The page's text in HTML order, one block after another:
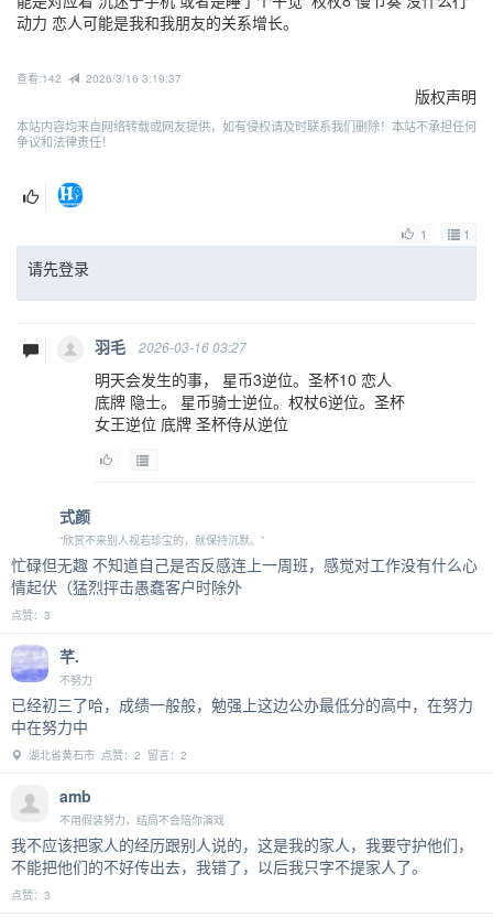
动力 恋人可能是我和我朋友的关系增长。
查看:142 2026/3/16 3:19:37
版权声明
本站内容均来自网络转载或网友提供，如有侵权请及时联系我们删除！本站不承担任何
争议和法律责任！
1 1
请先登录
羽毛 2026-03-16 03:27
明天会发生的事， 星币3逆位。圣杯10 恋人
底牌 隐士。 星币骑士逆位。权杖6逆位。圣杯
女王逆位 底牌 圣杯侍从逆位
式颜
“欣赏不来别人视若珍宝的，就保持沉默。”
忙碌但无趣 不知道自己是否反感连上一周班，感觉对工作没有什么心
情起伏（猛烈抨击愚蠢客户时除外
点赞：3
芊.
不努力
已经初三了哈，成绩一般般，勉强上这边公办最低分的高中，在努力
中在努力中
湖北省黄石市 点赞：2 留言：2
amb
不用假装努力，结局不会陪你演戏
我不应该把家人的经历跟别人说的，这是我的家人，我要守护他们，
不能把他们的不好传出去，我错了，以后我只字不提家人了。
点赞：3